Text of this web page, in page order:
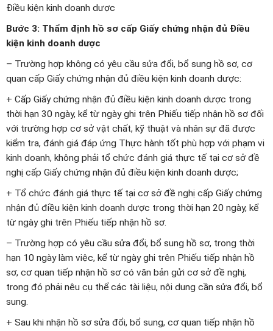
Điều kiện kinh doanh dược
Bước 3: Thẩm định hồ sơ cấp Giấy chứng nhận đủ Điều
kiện kinh doanh dược
– Trường hợp không có yêu cầu sửa đổi, bổ sung hồ sơ, cơ
quan cấp Giấy chứng nhận đủ điều kiện kinh doanh dược:
+ Cấp Giấy chứng nhận đủ điều kiện kinh doanh dược trong
thời hạn 30 ngày, kể từ ngày ghi trên Phiếu tiếp nhận hồ sơ đối
với trường hợp cơ sở vật chất, kỹ thuật và nhân sự đã được
kiểm tra, đánh giá đáp ứng Thực hành tốt phù hợp với phạm vi
kinh doanh, không phải tổ chức đánh giá thực tế tại cơ sở đề
nghị cấp Giấy chứng nhận đủ điều kiện kinh doanh dược;
+ Tổ chức đánh giá thực tế tại cơ sở đề nghị cấp Giấy chứng
nhận đủ điều kiện kinh doanh dược trong thời hạn 20 ngày, kể
từ ngày ghi trên Phiếu tiếp nhận hồ sơ.
– Trường hợp có yêu cầu sửa đổi, bổ sung hồ sơ, trong thời
hạn 10 ngày làm việc, kể từ ngày ghi trên Phiếu tiếp nhận hồ
sơ, cơ quan tiếp nhận hồ sơ có văn bản gửi cơ sở đề nghị,
trong đó phải nêu cụ thể các tài liệu, nội dung cần sửa đổi, bổ
sung.
+ Sau khi nhận hồ sơ sửa đổi, bổ sung, cơ quan tiếp nhận hồ